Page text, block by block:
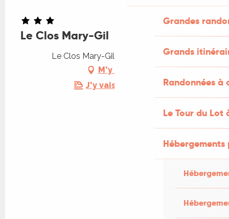
Grandes
Grands
Randonnées
Le Tour du Lot
Le Clos Mary-Gil
Le Clos Mary-Gil, 46700 Mauroux
M'y rendre
J'y vais en train !